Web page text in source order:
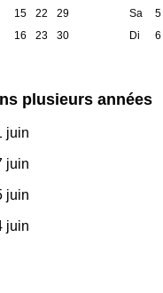
15 22
29
16 23 30
Sa
5
Di
6
plusieurs années
juin
juin
juin
juin